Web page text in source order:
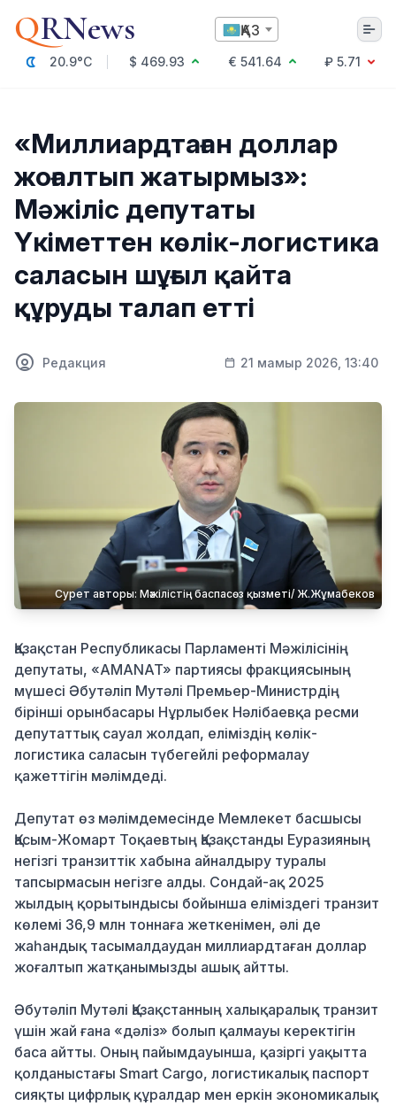
QRNews ҚАЗ
20.9°C $ 469.93 € 541.64
₽ 5.71
Мәдениет
Саясат
Технология
Экономика
Әлемде
Қоғам
Білім және Ғылым
Оқиға
Ауа райы
Денсаулық
Қылмыс
«Миллиардтаған доллар
жоғалтып жатырмыз»:
Мәжіліс депутаты
Үкіметтен көлік-логистика
саласын шұғыл қайта
құруды талап етті
Редакция 21 мамыр 2026, 13:40
Сурет авторы: Мәжілістің баспасөз қызметі/ Ж.Жұмабеков
Қазақстан Республикасы Парламенті Мәжілісінің
депутаты, «AMANAT» партиясы фракциясының
мүшесі Әбутәліп Мутәлі Премьер-Министрдің
бірінші орынбасары Нұрлыбек Нәлібаевқа ресми
депутаттық сауал жолдап, еліміздің көлік-
логистика саласын түбегейлі реформалау
қажеттігін мәлімдеді.
Депутат өз мәлімдемесінде Мемлекет басшысы
Қасым-Жомарт Тоқаевтың Қазақстанды Еуразияның
негізгі транзиттік хабына айналдыру туралы
тапсырмасын негізге алды. Сондай-ақ 2025
жылдың қорытындысы бойынша еліміздегі транзит
көлемі 36,9 млн тоннаға жеткенімен, әлі де
жаһандық тасымалдаудан миллиардтаған доллар
жоғалтып жатқанымызды ашық айтты.
Әбутәліп Мутәлі Қазақстанның халықаралық транзит
үшін жай ғана «дәліз» болып қалмауы керектігін
баса айтты. Оның пайымдауынша, қазіргі уақытта
қолданыстағы Smart Cargo, логистикалық паспорт
сияқты цифрлық құралдар мен еркін экономикалық